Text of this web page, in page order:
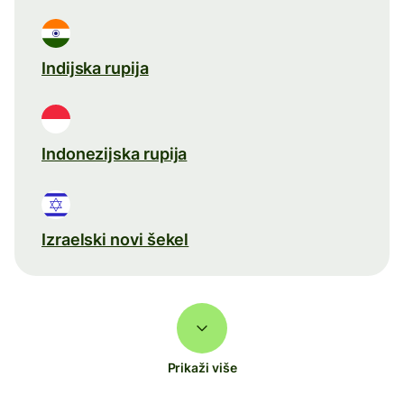
Indijska rupija
Indonezijska rupija
Izraelski novi šekel
Prikaži više